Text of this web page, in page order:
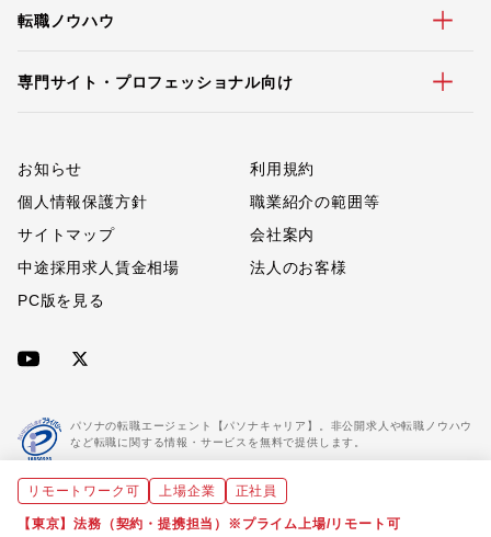
転職ノウハウ
専門サイト・プロフェッショナル向け
お知らせ
利用規約
個人情報保護方針
職業紹介の範囲等
サイトマップ
会社案内
中途採用求人賃金相場
法人のお客様
PC版を見る
パソナの転職エージェント【パソナキャリア】。非公開求人や転職ノウハウ
など転職に関する情報・サービスを無料で提供します。
「パソナキャリア」は職業紹介優良事業者に認定されています。
リモートワーク可 上場企業 正社員
【東京】法務（契約・提携担当）※プライム上場/リモート可